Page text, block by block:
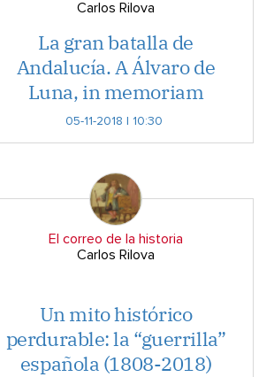
Carlos Rilova
La gran batalla de
Andalucía. A Álvaro de
Luna, in memoriam
05-11-2018 | 10:30
El correo de la historia
Carlos Rilova
Un mito histórico
perdurable: la “guerrilla”
española (1808-2018)